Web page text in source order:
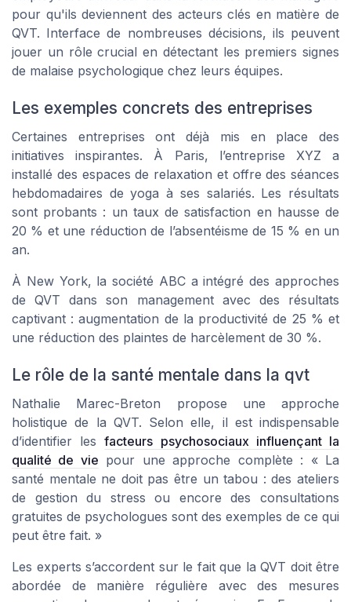
pour qu'ils deviennent des acteurs clés en matière de
QVT. Interface de nombreuses décisions, ils peuvent
jouer un rôle crucial en détectant les premiers signes
de malaise psychologique chez leurs équipes.
Les exemples concrets des entreprises
Certaines entreprises ont déjà mis en place des
initiatives inspirantes. À Paris, l’entreprise XYZ a
installé des espaces de relaxation et offre des séances
hebdomadaires de yoga à ses salariés. Les résultats
sont probants : un taux de satisfaction en hausse de
20 % et une réduction de l’absentéisme de 15 % en un
an.
À New York, la société ABCa intégré des approches
de QVT dans son management avec des résultats
captivant : augmentation de la productivité de 25 % et
une réduction des plaintes de harcèlement de 30 %.
Le rôle de la santé mentale dans la qvt
Nathalie Marec-Breton propose une approche
holistique de la QVT. Selon elle, il est indispensable
d’identifier lesfacteurs psychosociaux influençant la
qualité de vie pour une approche complète : « La
santé mentale ne doit pas être un tabou : des ateliers
de gestion du stress ou encore des consultations
gratuites de psychologues sont des exemples de ce qui
peut être fait. »
Les experts s’accordent sur le fait que la QVT doit être
abordée de manière régulière avec des mesures